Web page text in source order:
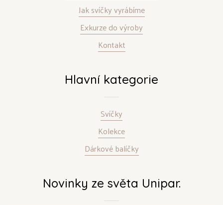
Jak svíčky vyrábíme
Exkurze do výroby
Kontakt
Hlavní kategorie
Svíčky
Kolekce
Dárkové balíčky
Novinky ze světa Unipar.